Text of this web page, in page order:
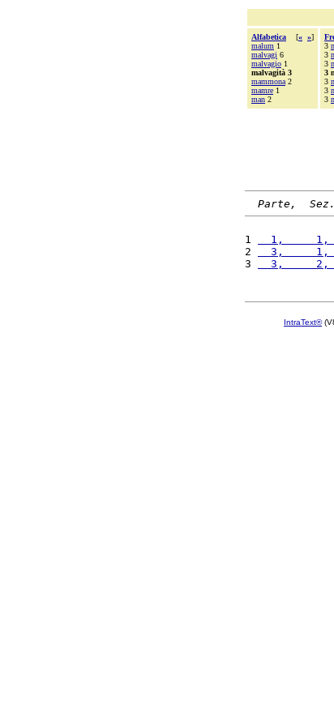
Alfabetica [« »]
malum 1
malvagi 6
malvagio 1
malvagità 3
mammona 2
mamre 1
man 2
3
3
3
3
3
3
3
Parte,
1
1,     1,
2
3,     1,
3
3,     2,
IntraText®